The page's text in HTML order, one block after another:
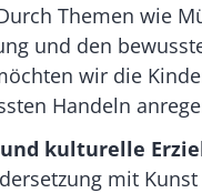
Themen wie
und den
wir die
Handeln
kulturelle
mit